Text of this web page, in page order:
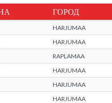
ГОРОД
HARJUMAA
HARJUMAA
RAPLAMAA
HARJUMAA
HARJUMAA
HARJUMAA